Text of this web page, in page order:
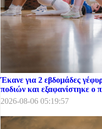
Έκανε για 2 εβδομάδες
ποδιών και εξαφανίστηκε ο
2026-08-06 05:19:57